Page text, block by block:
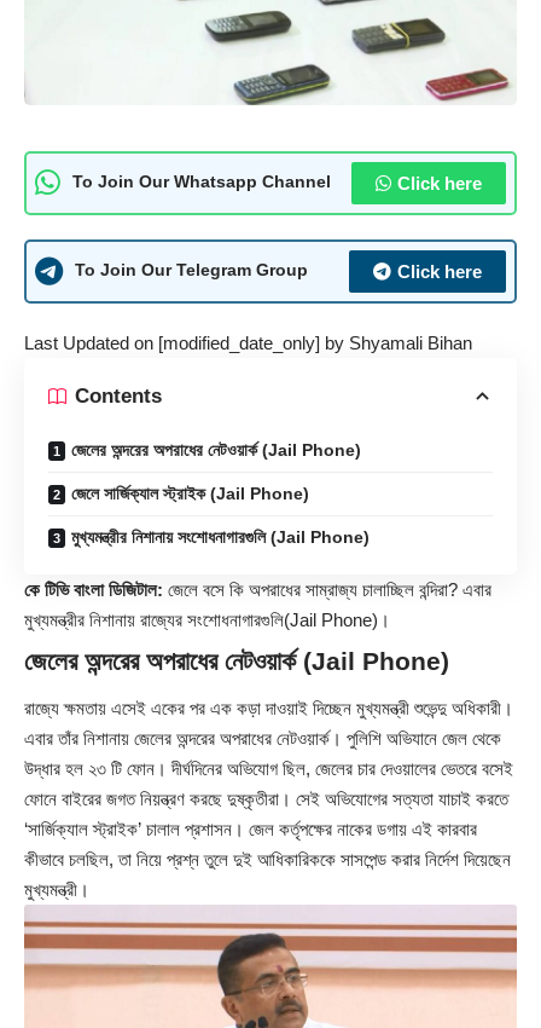
To Join Our Whatsapp Channel Click here
To Join Our Telegram Group Click here
Last Updated on [modified_date_only] by Shyamali Bihan
Contents
জেলের অন্দরের অপরাধের নেটওয়ার্ক (Jail Phone)
জেলে সার্জিক্যাল স্ট্রাইক (Jail Phone)
মুখ্যমন্ত্রীর নিশানায় সংশোধনাগারগুলি (Jail Phone)
কে টিভি বাংলা ডিজিটাল: জেলে বসে কি অপরাধের সাম্রাজ্য চালাচ্ছিল বন্দিরা? এবার
মুখ্যমন্ত্রীর নিশানায় রাজ্যের সংশোধনাগারগুলি(Jail Phone)।
জেলের অন্দরের অপরাধের নেটওয়ার্ক (Jail Phone)
রাজ্যে ক্ষমতায় এসেই একের পর এক কড়া দাওয়াই দিচ্ছেন মুখ্যমন্ত্রী শুভেন্দু অধিকারী ।
এবার তাঁর নিশানায় জেলের অন্দরের অপরাধের নেটওয়ার্ক। পুলিশি অভিযানে জেল থেকে
উদ্ধার হল ২৩ টি ফোন। দীর্ঘদিনের অভিযোগ ছিল, জেলের চার দেওয়ালের ভেতরে বসেই
ফোনে বাইরের জগত নিয়ন্ত্রণ করছে দুষ্কৃতীরা। সেই অভিযোগের সত্যতা যাচাই করতে
‘সার্জিক্যাল স্ট্রাইক’ চালাল প্রশাসন। জেল কর্তৃপক্ষের নাকের ডগায় এই কারবার
কীভাবে চলছিল, তা নিয়ে প্রশ্ন তুলে দুই আধিকারিককে সাসপেন্ড করার নির্দেশ দিয়েছেন
মুখ্যমন্ত্রী।